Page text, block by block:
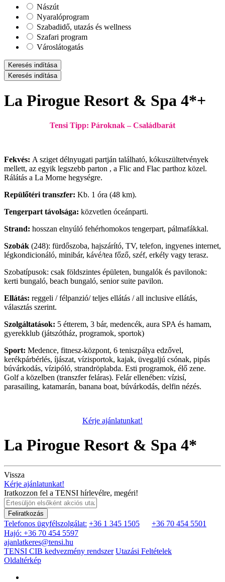
Nászút
Nyaralóprogram
Szabadidő, utazás és wellness
Szafari program
Városlátogatás
Keresés indítása
Keresés indítása
La Pirogue Resort & Spa 4*+
Tensi Tipp: Pároknak – Családbarát
Fekvés: A sziget délnyugati partján található, kókuszültetvények
mellett, az egyik legszebb parton , a Flic and Flac parthoz közel.
Rálátás a La Morne hegységre.
Repülőtéri transzfer: Kb. 1 óra (48 km).
Tengerpart távolsága: közvetlen óceánparti.
Strand: hosszan elnyúló fehérhomokos tengerpart, pálmafákkal.
Szobák (248): fürdőszoba, hajszárító, TV, telefon, ingyenes internet,
légkondicionáló, minibár, kávé/tea főző, széf, erkély vagy terasz.
Szobatípusok: csak földszintes épületen, bungalók és pavilonok:
kerti bungaló, beach bungaló, senior suite pavilon.
Ellátás: reggeli / félpanzió/ teljes ellátás / all inclusive ellátás,
választás szerint.
Szolgáltatások: 5 étterem, 3 bár, medencék, aura SPA és hamam,
gyerekklub (játszótház, programok, sportok)
Sport: Medence, fitnesz-központ, 6 teniszpálya edzővel,
kerékpárbérlés, íjászat, vízisportok, kajak, üvegaljú csónak, pipás
búvárkodás, vízipóló, strandröplabda. Esti programok, élő zene.
Golf a közelben (transzfer feláras). Felár ellenében: vízisí,
parasailing, katamarán, banana boat, búvárkodás, delfin nézés.
Kérje ajánlatunkat!
La Pirogue Resort & Spa 4*
Vissza
Kérje ajánlatunkat!
Iratkozzon fel a TENSI hírlevélre, megéri!
Feliratkozás
Telefonos ügyfélszolgálat: +36 1 345 1505
+36 70 454 5501
Hajó: +36 70 454 5597
ajanlatkeres@tensi.hu
TENSI CIB kedvezmény rendszer Utazási Feltételek
Oldaltérkép